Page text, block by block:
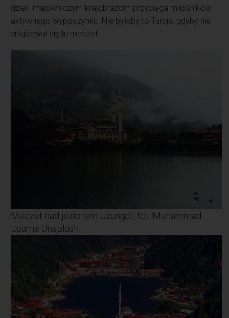
dzięki malowniczym krajobrazom przyciąga miłośników
aktywnego wypoczynku. Nie byłaby to Turcja, gdyby nie
znajdował się tu meczet.
Meczet nad jeziorem Uzungöl, fot. Muhammad
Usama Unsplash